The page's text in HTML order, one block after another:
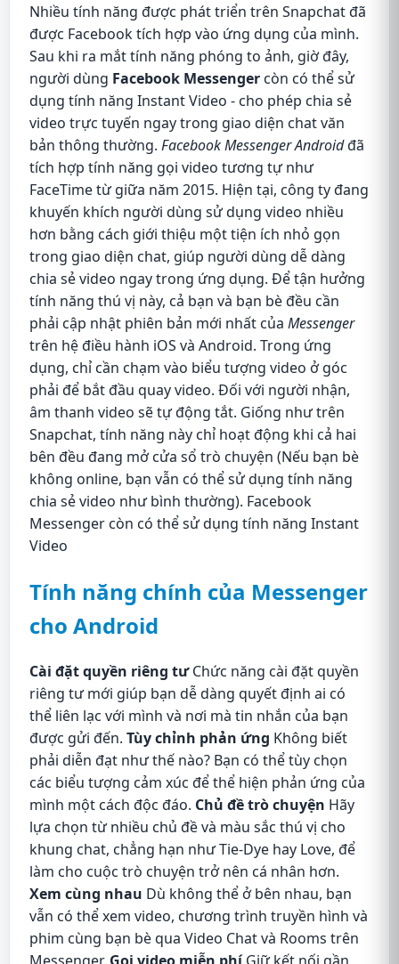
Nhiều tính năng được phát triển trên Snapchat đã
được Facebook tích hợp vào ứng dụng của mình.
Sau khi ra mắt tính năng phóng to ảnh, giờ đây,
người dùng Facebook Messenger còn có thể sử
dụng tính năng Instant Video - cho phép chia sẻ
video trực tuyến ngay trong giao diện chat văn
bản thông thường. Facebook Messenger Androidđã
tích hợp tính năng gọi video tương tự như
FaceTime từ giữa năm 2015. Hiện tại, công ty đang
khuyến khích người dùng sử dụng video nhiều
hơn bằng cách giới thiệu một tiện ích nhỏ gọn
trong giao diện chat, giúp người dùng dễ dàng
chia sẻ video ngay trong ứng dụng. Để tận hưởng
tính năng thú vị này, cả bạn và bạn bè đều cần
phải cập nhật phiên bản mới nhất của Messenger
trên hệ điều hành iOS và Android. Trong ứng
dụng, chỉ cần chạm vào biểu tượng video ở góc
phải để bắt đầu quay video. Đối với người nhận,
âm thanh video sẽ tự động tắt. Giống như trên
Snapchat, tính năng này chỉ hoạt động khi cả hai
bên đều đang mở cửa sổ trò chuyện (Nếu bạn bè
không online, bạn vẫn có thể sử dụng tính năng
chia sẻ video như bình thường). Facebook
Messenger còn có thể sử dụng tính năng Instant
Video
Tính năng chính của Messenger
cho Android
Cài đặt quyền riêng tưChức năng cài đặt quyền
riêng tư mới giúp bạn dễ dàng quyết định ai có
thể liên lạc với mình và nơi mà tin nhắn của bạn
được gửi đến. Tùy chỉnh phản ứng Không biết
phải diễn đạt như thế nào? Bạn có thể tùy chọn
các biểu tượng cảm xúc để thể hiện phản ứng của
mình một cách độc đáo. Chủ đề trò chuyện Hãy
lựa chọn từ nhiều chủ đề và màu sắc thú vị cho
khung chat, chẳng hạn như Tie-Dye hay Love, để
làm cho cuộc trò chuyện trở nên cá nhân hơn.
Xem cùng nhau Dù không thể ở bên nhau, bạn
vẫn có thể xem video, chương trình truyền hình và
phim cùng bạn bè qua Video Chat và Rooms trên